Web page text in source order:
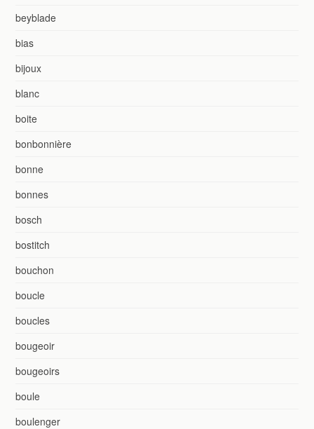
beyblade
bias
bijoux
blanc
boite
bonbonnière
bonne
bonnes
bosch
bostitch
bouchon
boucle
boucles
bougeoir
bougeoirs
boule
boulenger